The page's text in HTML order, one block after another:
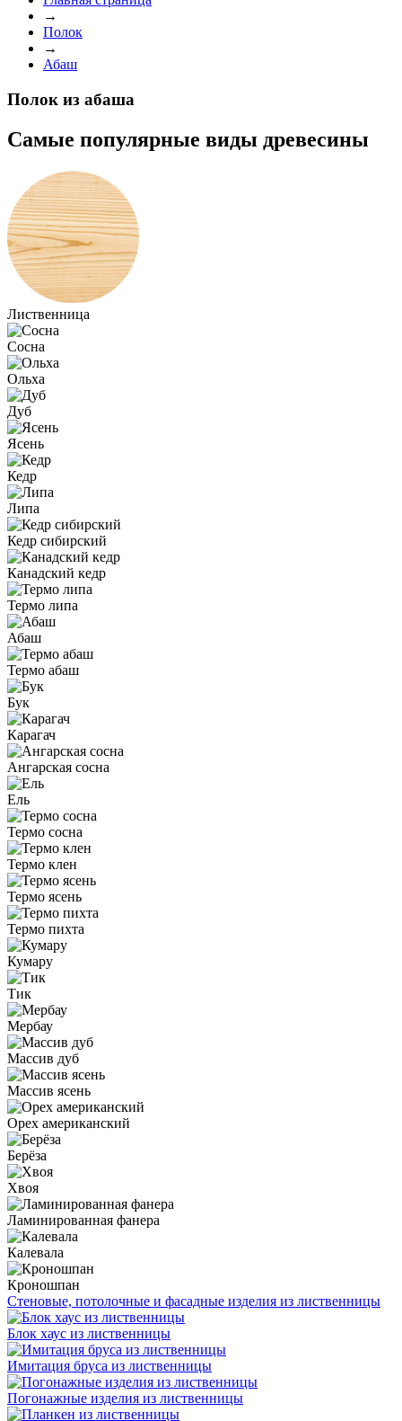
→
Полок
→
Абаш
Полок из абаша
Самые популярные виды древесины
Лиственница
Сосна
Ольха
Дуб
Ясень
Кедр
Липа
Кедр сибирский
Канадский кедр
Термо липа
Абаш
Термо абаш
Бук
Карагач
Ангарская сосна
Ель
Термо сосна
Термо клен
Термо ясень
Термо пихта
Кумару
Тик
Мербау
Массив дуб
Массив ясень
Орех американский
Берёза
Хвоя
Ламинированная фанера
Калевала
Кроношпан
Стеновые, потолочные и фасадные изделия из лиственницы
Блок хаус из лиственницы
Имитация бруса из лиственницы
Погонажные изделия из лиственницы